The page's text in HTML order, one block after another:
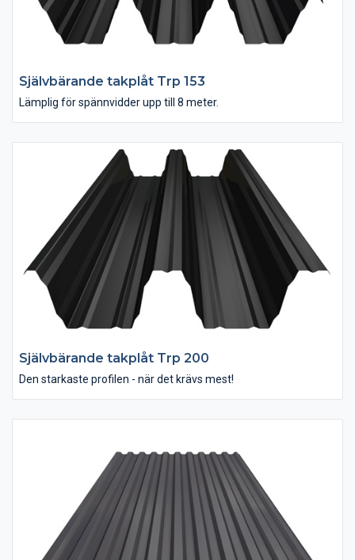
Självbärande takplåt Trp 153
Lämplig för spännvidder upp till 8 meter.
Självbärande takplåt Trp 200
Den starkaste profilen - när det krävs mest!